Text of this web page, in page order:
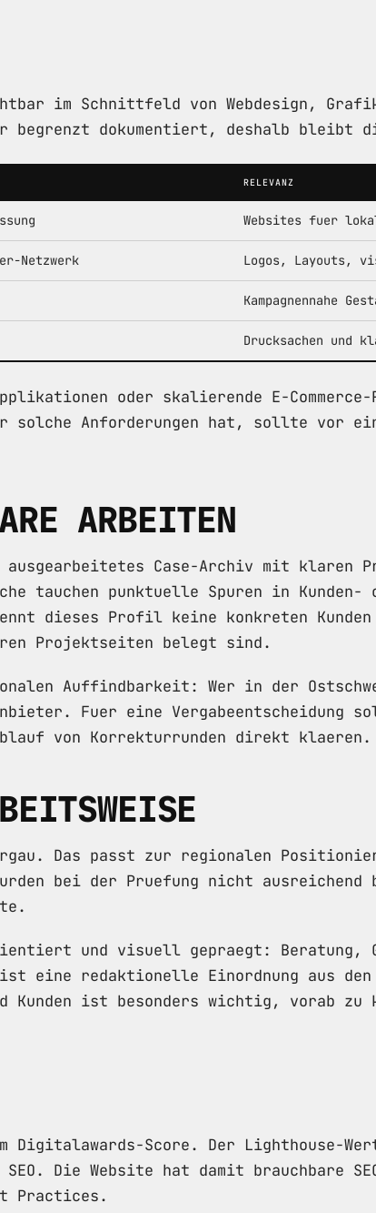
im Schnittfeld von Webdesign,
dokumentiert, deshalb bleibt
RELEVANZ
Websites fuer
Netzwerk Logos, Layouts,
Kampagnennahe
Drucksachen und
oder skalierende E-
solche Anforderungen hat, sollte vor
ARBEITEN
Case-Archiv mit klaren
tauchen punktuelle Spuren in
dieses Profil keine konkreten
Projektseiten belegt sind.
Auffindbarkeit: Wer in der
Fuer eine Vergabeentscheidung
von Korrekturrunden direkt klaeren.
Das passt zur regionalen
bei der Pruefung nicht
und visuell gepraegt: Beratung,
eine redaktionelle Einordnung aus
Kunden ist besonders wichtig, vorab
Score. Der Lighthouse-
Die Website hat damit brauchbare
Practices.